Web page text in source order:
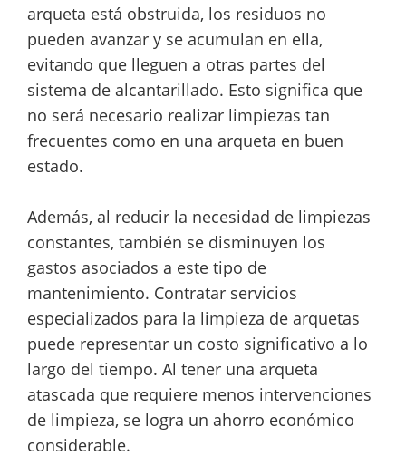
arqueta está obstruida, los residuos no
pueden avanzar y se acumulan en ella,
evitando que lleguen a otras partes del
sistema de alcantarillado. Esto significa que
no será necesario realizar limpiezas tan
frecuentes como en una arqueta en buen
estado.
Además, al reducir la necesidad de limpiezas
constantes, también se disminuyen los
gastos asociados a este tipo de
mantenimiento. Contratar servicios
especializados para la limpieza de arquetas
puede representar un costo significativo a lo
largo del tiempo. Al tener una arqueta
atascada que requiere menos intervenciones
de limpieza, se logra un ahorro económico
considerable.